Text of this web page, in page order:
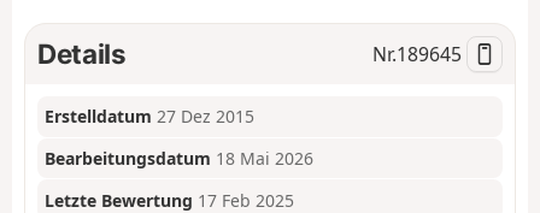
Details Nr.189645
Erstelldatum 27 Dez 2015
Bearbeitungsdatum 18 Mai 2026
Letzte Bewertung 17 Feb 2025